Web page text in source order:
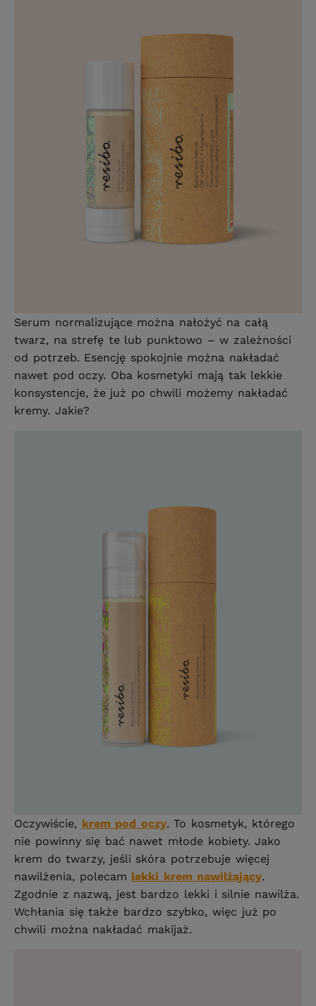
Serum normalizujące można nałożyć na całą
twarz, na strefę te lub punktowo – w zależności
od potrzeb. Esencję spokojnie można nakładać
nawet pod oczy. Oba kosmetyki mają tak lekkie
konsystencje, że już po chwili możemy nakładać
kremy. Jakie?
Oczywiście, krem pod oczy. To kosmetyk, którego
nie powinny się bać nawet młode kobiety. Jako
krem do twarzy, jeśli skóra potrzebuje więcej
nawilżenia, polecam lekki krem nawilżający.
Zgodnie z nazwą, jest bardzo lekki i silnie nawilża.
Wchłania się także bardzo szybko, więc już po
chwili można nakładać makijaż.